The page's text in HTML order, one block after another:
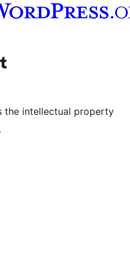
canale YouTube
Visita il nostro account Tumblr
the intellectual property